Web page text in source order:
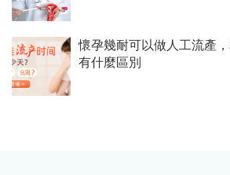
懷孕幾耐可以做人工流產
有什麼區別